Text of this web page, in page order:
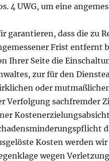
4 UWG, um eine
garantieren, dass die zu
Frist entfernt
Ihrer Seite die
zur für den
oder
Verfolgung sachfremder
Kosten werden
wegen